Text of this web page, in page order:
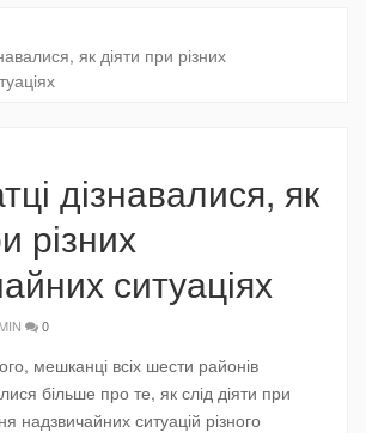
як діяти при різних
дізнавалися, як
різних
ситуаціях
0
мешканці всіх шести районів
більше про те, як слід діяти при
надзвичайних ситуацій різного